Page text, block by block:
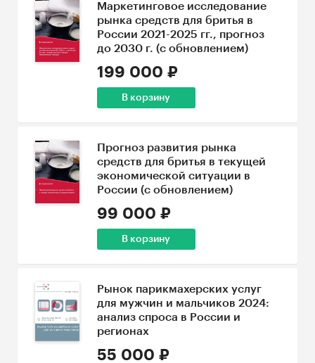
Маркетинговое исследование
рынка средств для бритья в
России 2021-2025 гг., прогноз
до 2030 г. (с обновлением)
199 000 ₽
В корзину
Прогноз развития рынка
средств для бритья в текущей
экономической ситуации в
России (с обновлением)
99 000 ₽
В корзину
Рынок парикмахерских услуг
для мужчин и мальчиков 2024:
анализ спроса в России и
регионах
55 000 ₽